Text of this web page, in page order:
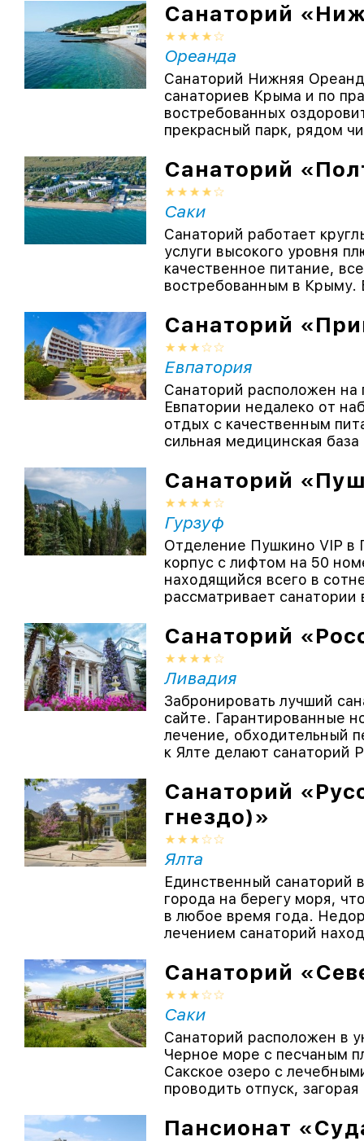
Санаторий
Ореанда
Санаторий Нижняя
санаториев Крыма и по
востребованных
прекрасный парк, рядом
Санаторий
Саки
Санаторий работает
услуги высокого уровня
качественное питание,
востребованным в Крыму.
Санаторий
Евпатория
Санаторий расположен на
Евпатории недалеко от
отдых с качественным
сильная медицинская
Санаторий
Гурзуф
Отделение Пушкино VIP
корпус с лифтом на 50
находящийся всего в
рассматривает санатории
Санаторий
Ливадия
Забронировать лучший
сайте. Гарантированные
лечение, обходительный
к Ялте делают санаторий
Санаторий
гнездо)»
Ялта
Единственный санаторий
города на берегу моря,
в любое время года.
лечением санаторий
Санаторий
Саки
Санаторий расположен в
Черное море с песчаным
Сакское озеро с
проводить отпуск,
Пансионат